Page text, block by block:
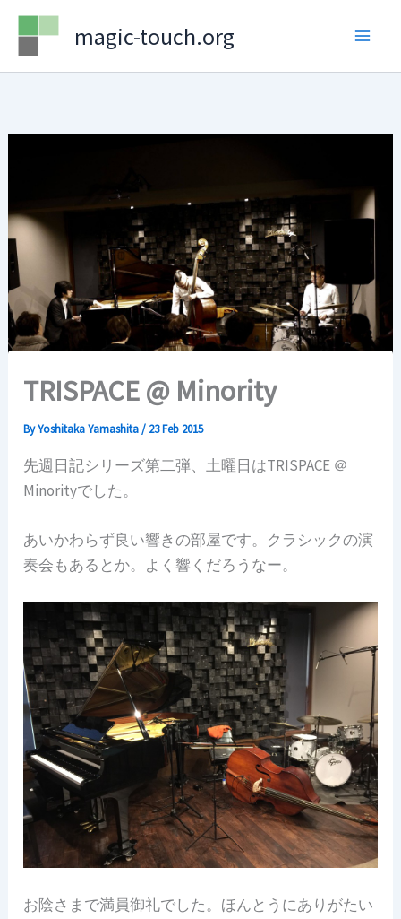
Skip
content
magic-touch.org
TRISPACE @ Minority
ByYoshitaka Yamashita/ 23 Feb 2015
先週日記シリーズ第二弾、土曜日はTRISPACE ＠
Minorityでした。
あいかわらず良い響きの部屋です。クラシックの演
奏会もあるとか。よく響くだろうなー。
お陰さまで満員御礼でした。ほんとうにありがたい